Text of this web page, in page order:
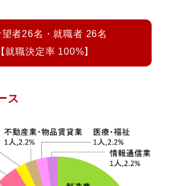
望者26名・就職者 26名
【就職決定率 100%】
ス